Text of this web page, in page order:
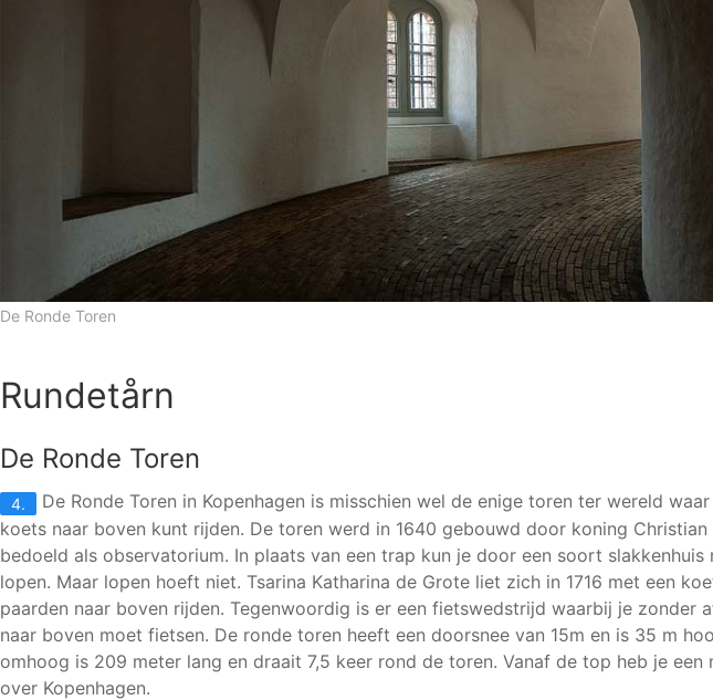
De Ronde Toren
Rundetårn
De Ronde Toren
4.
De Ronde Toren in Kopenhagen is misschien wel de enige toren ter wereld
koets naar boven kunt rijden. De toren werd in 1640 gebouwd door koning Christian
bedoeld als observatorium. In plaats van een trap kun je door een soort slakkenhuis
lopen. Maar lopen hoeft niet. Tsarina Katharina de Grote liet zich in 1716 met een
paarden naar boven rijden. Tegenwoordig is er een fietswedstrijd waarbij je zonder
naar boven moet fietsen. De ronde toren heeft een doorsnee van 15m en is 35 m
omhoog is 209 meter lang en draait 7,5 keer rond de toren. Vanaf de top heb je een
over Kopenhagen.